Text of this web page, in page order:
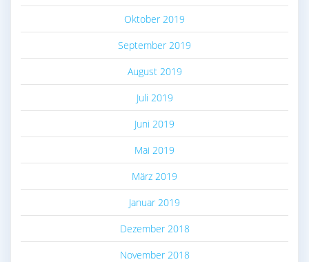
Oktober 2019
September 2019
August 2019
Juli 2019
Juni 2019
Mai 2019
März 2019
Januar 2019
Dezember 2018
November 2018